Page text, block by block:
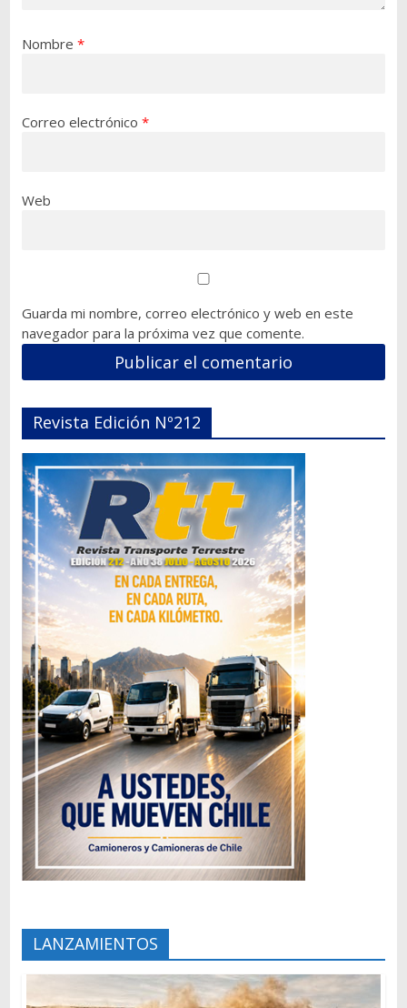
Nombre *
Correo electrónico *
Web
Guarda mi nombre, correo electrónico y web en este
navegador para la próxima vez que comente.
Revista Edición Nº212
LANZAMIENTOS